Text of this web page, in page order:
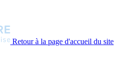
Retour à la page d'accueil du site